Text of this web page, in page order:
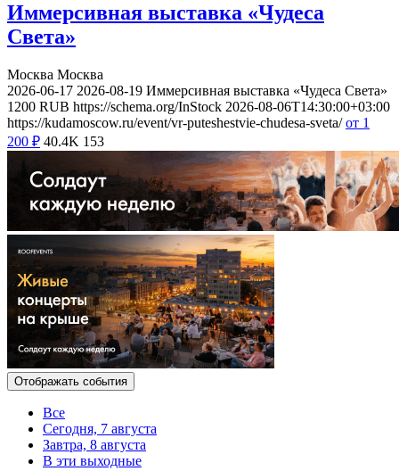
Иммерсивная выставка «Чудеса
Света»
Москва Москва
2026-06-17 2026-08-19 Иммерсивная выставка «Чудеса Света»
1200 RUB https://schema.org/InStock 2026-08-06T14:30:00+03:00
https://kudamoscow.ru/event/vr-puteshestvie-chudesa-sveta/ от 1
200 ₽ 40.4K 153
Отображать события
Все
Сегодня, 7 августа
Завтра, 8 августа
В эти выходные